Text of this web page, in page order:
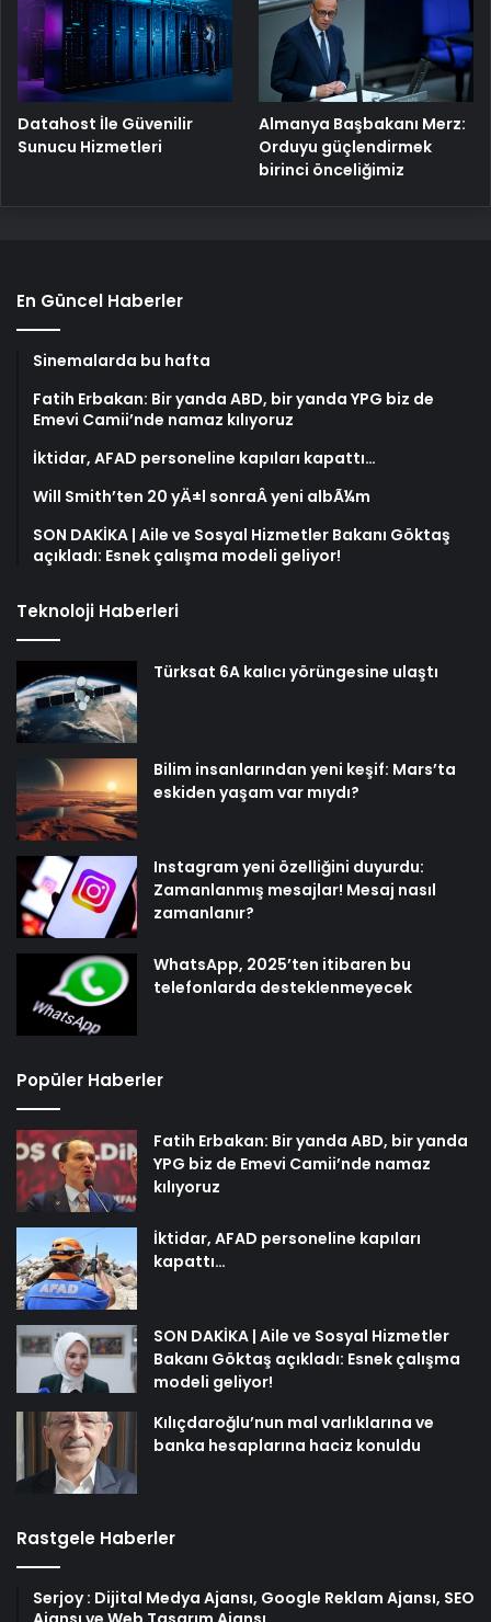
Datahost İle Güvenilir
Sunucu Hizmetleri
Almanya Başbakanı Merz:
Orduyu güçlendirmek
birinci önceliğimiz
En Güncel Haberler
Sinemalarda bu hafta
Fatih Erbakan: Bir yanda ABD, bir yanda YPG biz de
Emevi Camii’nde namaz kılıyoruz
İktidar, AFAD personeline kapıları kapattı…
Will Smith’ten 20 yÄ±l sonraÂ yeni albÃ¼m
SON DAKİKA | Aile ve Sosyal Hizmetler Bakanı Göktaş
açıkladı: Esnek çalışma modeli geliyor!
Teknoloji Haberleri
Türksat 6A kalıcı yörüngesine ulaştı
Bilim insanlarından yeni keşif: Mars’ta
eskiden yaşam var mıydı?
Instagram yeni özelliğini duyurdu:
Zamanlanmış mesajlar! Mesaj nasıl
zamanlanır?
WhatsApp, 2025’ten itibaren bu
telefonlarda desteklenmeyecek
Popüler Haberler
Fatih Erbakan: Bir yanda ABD, bir yanda
YPG biz de Emevi Camii’nde namaz
kılıyoruz
İktidar, AFAD personeline kapıları
kapattı…
SON DAKİKA | Aile ve Sosyal Hizmetler
Bakanı Göktaş açıkladı: Esnek çalışma
modeli geliyor!
Kılıçdaroğlu’nun mal varlıklarına ve
banka hesaplarına haciz konuldu
Rastgele Haberler
Serjoy : Dijital Medya Ajansı, Google Reklam Ajansı, SEO